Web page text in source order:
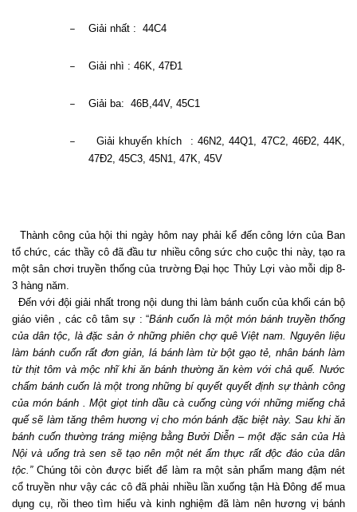
– Giải nhất : 44C4
– Giải nhì : 46K, 47Đ1
– Giải ba: 46B,44V, 45C1
– Giải khuyến khích
: 46N2, 44Q1, 47C2, 46Đ2, 44K,
47Đ2, 45C3, 45N1, 47K, 45V
Thành công của hội thi ngày hôm nay phải kể đến công lớn của Ban
tổ chức, các thầy cô đã đầu tư nhiều công sức cho cuộc thi này, tạo ra
một sân chơi truyền thống của trường Đại học Thủy Lợi vào mỗi dịp 8-
3 hàng năm.
Đến với đội giải nhất trong nội dung thi làm bánh cuốn của khối cán bộ
giáo viên , các cô tâm sự : “Bánh cuốn là một món bánh truyền thống
của dân tộc, là đặc sản ở những phiên chợ quê Việt nam. Nguyên liệu
làm bánh cuốn rất đơn giản, lá bánh làm từ bột gạo tẻ, nhân bánh làm
từ thịt tôm và mộc nhĩ khi ăn bánh thường ăn kèm với chả quế. Nước
chấm bánh cuốn là một trong những bí quyết quyết định sự thành công
của món bánh . Một giọt tinh dầu cà cuống cùng với những miếng chả
quế sẽ làm tăng thêm hương vị cho món bánh đặc biệt này. Sau khi ăn
bánh cuốn thường tráng miệng bằng Bưởi Diễn – một đặc sản của Hà
Nội và uống trà sen sẽ tạo nên một nét ẩm thực rất độc đáo của dân
tộc.”Chúng tôi còn được biết để làm ra một sản phẩm mang đậm nét
cổ truyền như vậy các cô đã phải nhiều lần xuống tận Hà Đông để mua
dụng cụ, rồi theo tìm hiểu và kinh nghiệm đã làm nên hương vị bánh